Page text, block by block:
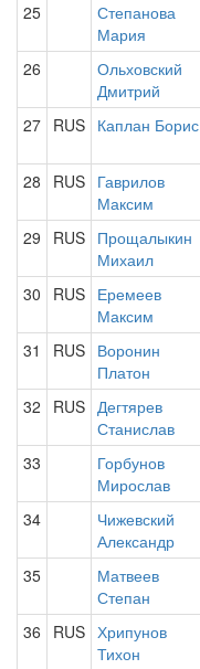
25
Степанова
Мария
26
Ольховский
Дмитрий
27 RUS Каплан Борис
28 RUS Гаврилов
Максим
29 RUS Прощалыкин
Михаил
30 RUS Еремеев
Максим
31 RUS Воронин
Платон
32 RUS Дегтярев
Станислав
33
Горбунов
Мирослав
34
Чижевский
Александр
35
Матвеев
Степан
36 RUS Хрипунов
Тихон